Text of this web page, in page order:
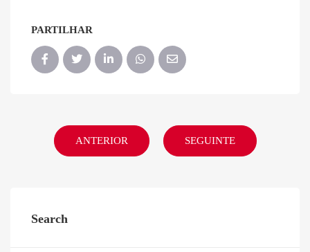
PARTILHAR
ANTERIOR SEGUINTE
Search